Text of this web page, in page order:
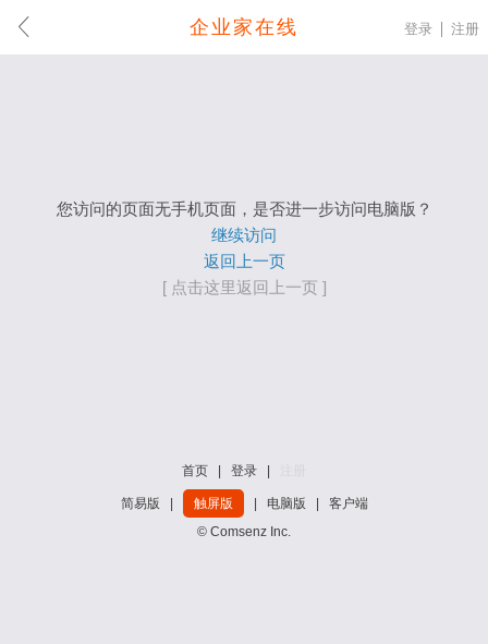
企业家在线 登录 注册
您访问的页面无手机页面，是否进一步访问电脑版？
继续访问
返回上一页
[ 点击这里返回上一页 ]
首页 登录
简易版 触屏版 电脑版
客户端
© Comsenz Inc.